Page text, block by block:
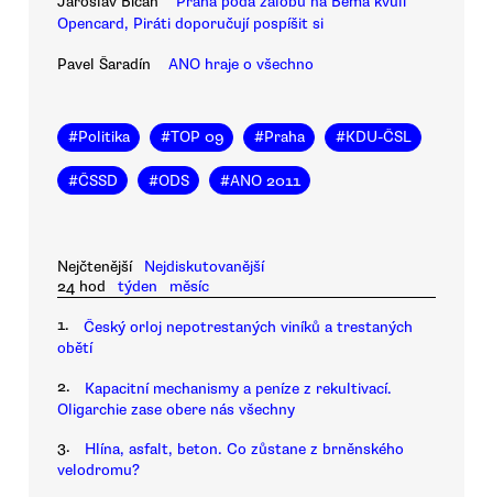
Opencard, Piráti doporučují pospíšit si
Pavel Šaradín ANO hraje o všechno
#Politika #TOP 09 #Praha #KDU-ČSL
#ČSSD #ODS #ANO 2011
Nejčtenější
Nejdiskutovanější
24 hod
týden měsíc
1.
Český orloj nepotrestaných viníků a trestaných
obětí
2.
Kapacitní mechanismy a peníze z rekultivací.
Oligarchie zase obere nás všechny
3.
Hlína, asfalt, beton. Co zůstane z brněnského
velodromu?